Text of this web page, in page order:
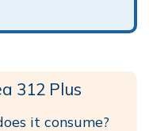
312 Plus
it consume?